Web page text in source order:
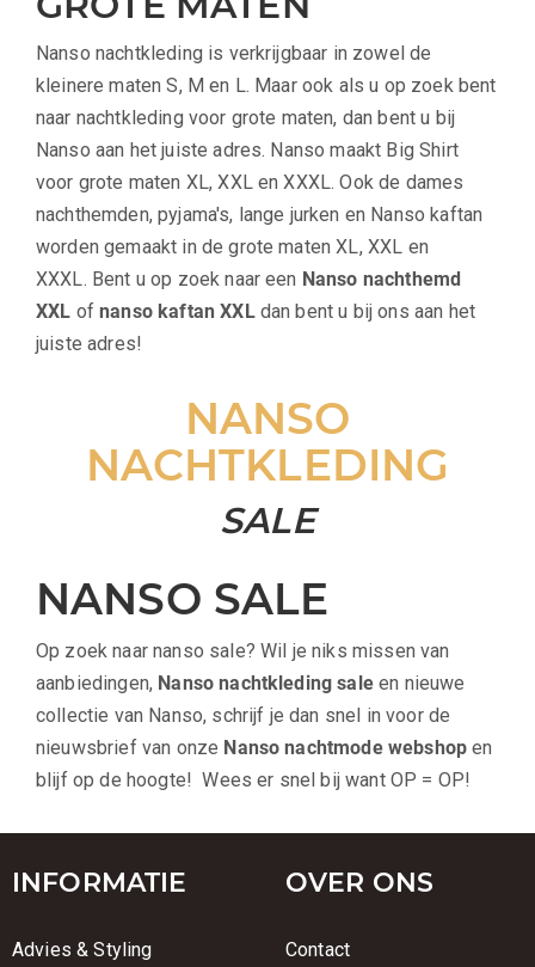
Nanso nachtkleding is verkrijgbaar in zowel de
kleinere maten S, M en L. Maar ook als u op zoek bent
naar nachtkleding voor grote maten, dan bent u bij
Nanso aan het juiste adres. Nanso maakt Big Shirt
voor grote maten XL, XXL en XXXL. Ook de dames
nachthemden, pyjama's, lange jurken en Nanso kaftan
worden gemaakt in de grote maten XL, XXL en
XXXL. Bent u op zoek naar een Nanso nachthemd
XXL ofnanso kaftan XXLdan bent u bij ons aan het
juiste adres!
NANSO
NACHTKLEDING
SALE
NANSO SALE
Op zoek naar nanso sale? Wil je niks missen van
aanbiedingen, Nanso nachtkleding saleen nieuwe
collectie van Nanso, schrijf je dan snel in voor de
nieuwsbrief van onze Nanso nachtmode webshop en
blijf op de hoogte! Wees er snel bij want OP = OP!
INFORMATIE
Advies & Styling
OVER ONS
Contact